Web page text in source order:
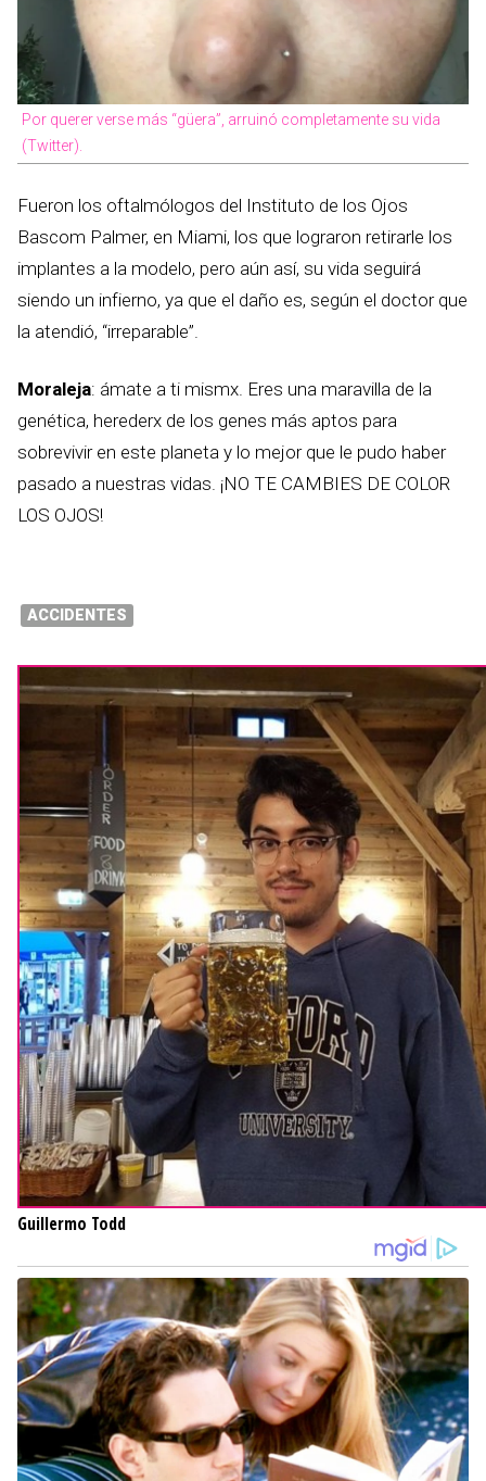
Por querer verse más “güera”, arruinó completamente su vida
(Twitter).
Fueron los oftalmólogos del Instituto de los Ojos
Bascom Palmer, en Miami, los que lograron retirarle los
implantes a la modelo, pero aún así, su vida seguirá
siendo un infierno, ya que el daño es, según el doctor que
la atendió, “irreparable”.
Moraleja: ámate a ti mismx. Eres una maravilla de la
genética, herederx de los genes más aptos para
sobrevivir en este planeta y lo mejor que le pudo haber
pasado a nuestras vidas. ¡NO TE CAMBIES DE COLOR
LOS OJOS!
ACCIDENTES
Guillermo Todd